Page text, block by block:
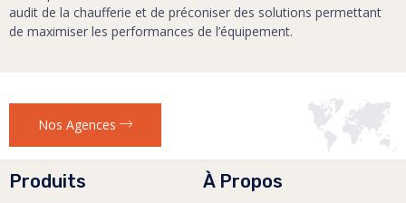
audit de la chaufferie et de préconiser des solutions permettant
de maximiser les performances de l’équipement.
Nos Agences
Produits À Propos